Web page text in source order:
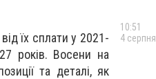
їх сплати у 2021-
років. Восени на
та деталі, як
10:51
4 серпня